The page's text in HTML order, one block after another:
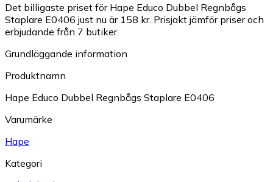
Det billigaste priset för Hape Educo Dubbel Regnbågs
Staplare E0406 just nu är 158 kr. Prisjakt jämför priser och
erbjudande från 7 butiker.
Grundläggande information
Produktnamn
Hape Educo Dubbel Regnbågs Staplare E0406
Varumärke
Hape
Kategori